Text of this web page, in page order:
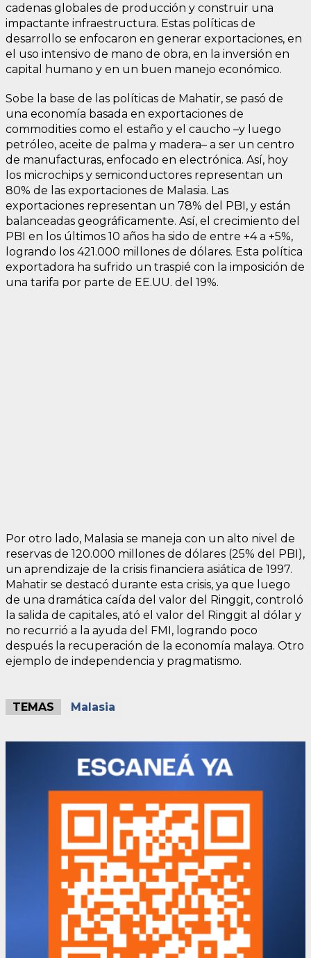
cadenas globales de producción y construir una
impactante infraestructura. Estas políticas de
desarrollo se enfocaron en generar exportaciones, en
el uso intensivo de mano de obra, en la inversión en
capital humano y en un buen manejo económico.
Sobe la base de las políticas de Mahatir, se pasó de
una economía basada en exportaciones de
commodities como el estaño y el caucho –y luego
petróleo, aceite de palma y madera– a ser un centro
de manufacturas, enfocado en electrónica. Así, hoy
los microchips y semiconductores representan un
80% de las exportaciones de Malasia. Las
exportaciones representan un 78% del PBI, y están
balanceadas geográficamente. Así, el crecimiento del
PBI en los últimos 10 años ha sido de entre +4 a +5%,
logrando los 421.000 millones de dólares. Esta política
exportadora ha sufrido un traspié con la imposición de
una tarifa por parte de EE.UU. del 19%.
Por otro lado, Malasia se maneja con un alto nivel de
reservas de 120.000 millones de dólares (25% del PBI),
un aprendizaje de la crisis financiera asiática de 1997.
Mahatir se destacó durante esta crisis, ya que luego
de una dramática caída del valor del Ringgit, controló
la salida de capitales, ató el valor del Ringgit al dólar y
no recurrió a la ayuda del FMI, logrando poco
después la recuperación de la economía malaya. Otro
ejemplo de independencia y pragmatismo.
TEMAS Malasia